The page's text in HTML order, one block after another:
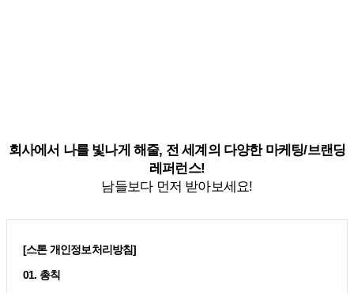
회사에서 나를 빛나게 해줄, 전 세계의 다양한 마케팅/브랜딩
레퍼런스!
남들보다 먼저 받아보세요!
[스톤 개인정보처리방침]
01. 총칙